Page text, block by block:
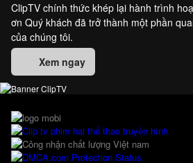
ClipTV chính thức khép lại hành trình
ơn Quý khách đã trở thành một phần
của chúng tôi.
Xem ngay